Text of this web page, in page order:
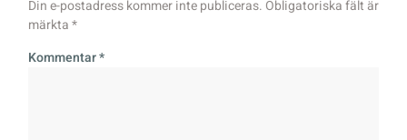
Din e-postadress kommer inte publiceras. Obligatoriska fält är
märkta*
Kommentar*